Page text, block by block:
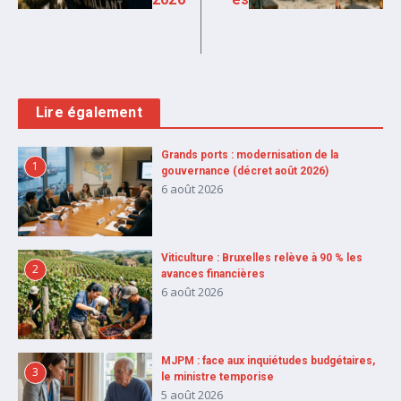
Lire également
1
Grands ports : modernisation de la
gouvernance (décret août 2026)
6 août 2026
2
Viticulture : Bruxelles relève à 90 % les
avances financières
6 août 2026
3
MJPM : face aux inquiétudes budgétaires,
le ministre temporise
5 août 2026